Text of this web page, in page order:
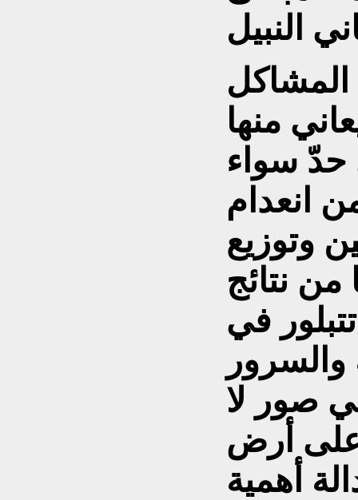
المشاكل
منها
حدّ سواء
انعدام
وتوزيع
من نتائج
في
صور لا
على أرض
أهمية